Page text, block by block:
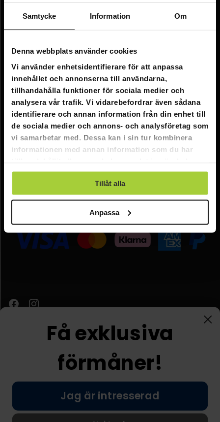
Samtycke Information Om
Denna webbplats använder cookies
Vi använder enhetsidentifierare för att anpassa
innehållet och annonserna till användarna,
tillhandahålla funktioner för sociala medier och
analysera vår trafik. Vi vidarebefordrar även sådana
identifierare och annan information från din enhet till
de sociala medier och annons- och analysföretag som
vi samarbetar med. Dessa kan i sin tur kombinera
informationen med annan information som du har
använt deras tjänster.
Tillåt alla
Anpassa
Om oss
Kundtjänst
FAQ - Vanliga frågor
Returer
Kontakta oss
E-post: info@nordicprostore.se
Adressuppgifter:Elimägatan 15, 00510 Helsingfors, Finland
FI09931637
© Nordic Prostore 2026
Allmänna villkor
Få exklusiva
förmåner!
Jag är intresserad